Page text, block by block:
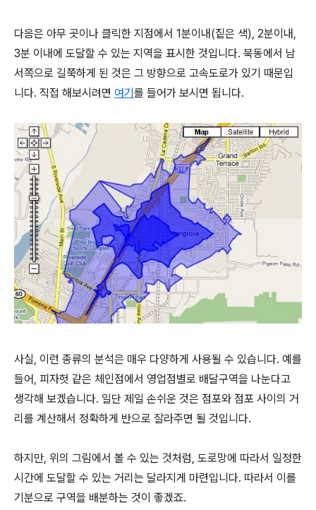
다음은 아무 곳이나 클릭한 지점에서 1분이내(짙은 색), 2분이내,
3분 이내에 도달할 수 있는 지역을 표시한 것입니다. 북동에서 남
서쪽으로 길쭉하게 된 것은 그 방향으로 고속도로가 있기 때문입
니다. 직접 해보시려면 여기를 들어가 보시면 됩니다.
사실, 이런 종류의 분석은 매우 다양하게 사용될 수 있습니다. 예를
들어, 피자헛 같은 체인점에서 영업점별로 배달구역을 나눈다고
생각해 보겠습니다. 일단 제일 손쉬운 것은 점포와 점포 사이의 거
리를 계산해서 정확하게 반으로 잘라주면 될 것입니다.
하지만, 위의 그림에서 볼 수 있는 것처럼, 도로망에 따라서 일정한
시간에 도달할 수 있는 거리는 달라지게 마련입니다. 따라서 이를
기분으로 구역을 배분하는 것이 좋겠죠.